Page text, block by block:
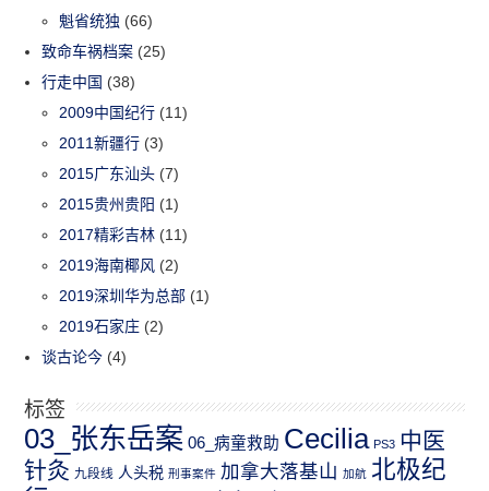
魁省统独 (66)
致命车祸档案 (25)
行走中国 (38)
2009中国纪行 (11)
2011新疆行 (3)
2015广东汕头 (7)
2015贵州贵阳 (1)
2017精彩吉林 (11)
2019海南椰风 (2)
2019深圳华为总部 (1)
2019石家庄 (2)
谈古论今 (4)
标签
03_张东岳案 06_病童救助 Cecilia PS3 中医
针灸 九段线 人头税 刑事案件 加拿大落基山 加航 北极纪